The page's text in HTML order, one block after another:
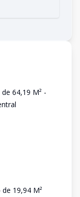
64,19 M² -
19,94 M²